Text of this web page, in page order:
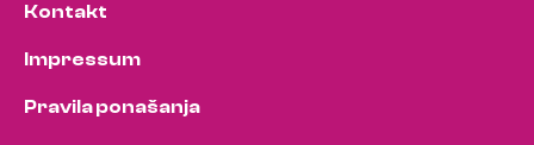
Kontakt
Impressum
Pravila ponašanja